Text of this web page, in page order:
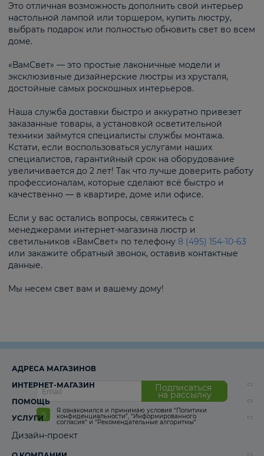
Это отличная возможность дополнить свой интерьер
настольной лампой или торшером, купить люстру,
выбрать подарок или полностью обновить свет во всем
доме.
«ВамСвет» — это простые лаконичные модели и
эксклюзивные дизайнерские люстры из хрусталя,
достойные самых роскошных интерьеров.
Наша служба доставки быстро и аккуратно привезет
заказанные товары, а установкой осветительной
техники займутся специалисты службы монтажа.
Кстати, если воспользоваться услугами наших
специалистов, гарантийный срок на оборудование
увеличивается до 2 лет! Так что лучше доверить работу
профессионалам, которые сделают всё быстро и
качественно — в квартире, доме или офисе.
Если у вас остались вопросы, свяжитесь с
менеджерами интернет-магазина люстр и
светильников «ВамСвет» по телефону 8 (495) 154-10-63
или закажите обратный звонок, оставив контактные
данные.
Мы несем свет вам и вашему дому!
Подписаться
на рассылку
Я ознакомился и принимаю условия “Политики
конфиденциальности”, “Информированного
согласия“ и “Рекомендательные алгоритмы“
АДРЕСА МАГАЗИНОВ
ИНТЕРНЕТ-МАГАЗИН
ПОМОЩЬ
УСЛУГИ
Дизайн-проект